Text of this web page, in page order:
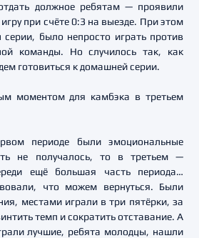
должное ребятам — проявили
при счёте 0:3 на выезде. При этом
было непросто играть против
команды. Но случилось так, как
готовиться к домашней серии.
моментом для камбэка в третьем
периоде были эмоциональные
не получалось, то в третьем —
ещё большая часть периода…
что можем вернуться. Были
местами играли в три пятёрки, за
темп и сократить отставание. А
лучшие, ребята молодцы, нашли